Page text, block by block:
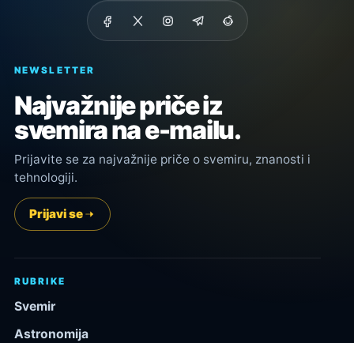
NEWSLETTER
Najvažnije priče iz
svemira na e-mailu.
Prijavite se za najvažnije priče o svemiru, znanosti i
tehnologiji.
Prijavi se
RUBRIKE
Svemir
Astronomija